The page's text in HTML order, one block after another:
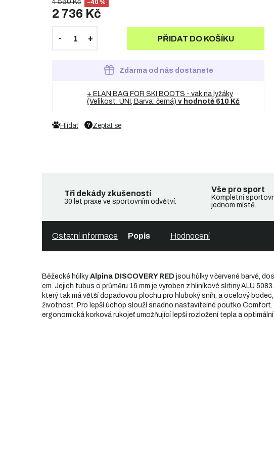
4 560 Kč –40 %
2 736 Kč
PŘIDAT DO KOŠÍKU
Zdarma od nás dostanete
+ ELAN BAG FOR SKI BOOTS - vak na lyžáky
(Velikost: UNI, Barva: černá) v hodnotě 610 Kč
Zeptat se
Hlídat
Tři dekády zkušeností
30 let praxe ve sportovním odvětví.
Vše pro sport
Kompletní
jednom místě.
Popis Hodnocení
Ostatní informace
Běžecké hůlky Alpina DISCOVERY RED jsou hůlky v červené barvě,
cm. Jejich tubus o průměru 16 mm je vyroben z hliníkové slitiny ALU
který tak má větší dopadovou plochu pro hluboký sníh, a ocelový
životnost. Pro lepší úchop slouží snadno nastavitelné poutko Comfort.
ergonomická korková rukojeť umožňující lepší rozložení tepla a optimální